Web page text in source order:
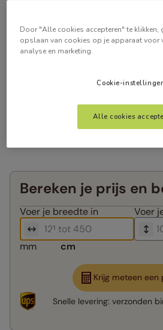
Bereken je prijs en
Voer je breedte in Voer
mm cm
Krijg meteen een
Snelle levering: verzonden
Door "Alle cookies accepteren" te klikken,
opslaan van cookies op je apparaat voor
analyse en marketing.
Cookie-
Alle cookies